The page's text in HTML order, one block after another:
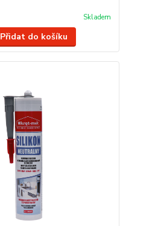
Skladem
Přidat do košíku